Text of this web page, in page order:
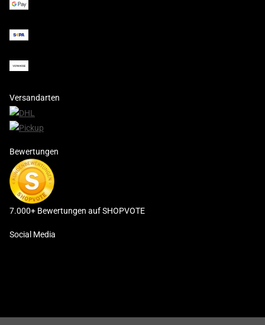
Versandarten
Bewertungen
7.000+ Bewertungen auf SHOPVOTE
Social Media